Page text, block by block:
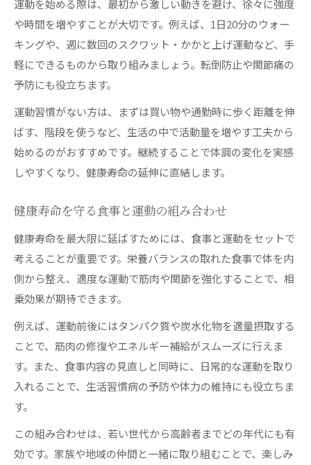
運動を始める際は、最初から激しい動きを避け、徐々に強度
や時間を増やすことが大切です。例えば、1日20分のウォー
キングや、週に数回のスクワット・かかと上げ運動など、手
軽にできるものから取り組みましょう。転倒防止や関節痛の
予防にも役立ちます。
運動習慣がない方は、まずは買い物や通勤時に歩く距離を伸
ばす、階段を使うなど、生活の中で活動量を増やす工夫から
始めるのがおすすめです。継続することで体調の変化を実感
しやすくなり、健康寿命の延伸に直結します。
健康寿命を守る食事と運動の組み合わせ
健康寿命を最大限に延ばすためには、食事と運動をセットで
考えることが重要です。栄養バランスの取れた食事で体を内
側から整え、適度な運動で筋肉や関節を強化することで、相
乗効果が期待できます。
例えば、運動前後にはタンパク質や炭水化物を適量摂取する
ことで、筋肉の修復やエネルギー補給がスムーズに行えま
す。また、食事内容の見直しと同時に、日常的な運動を取り
入れることで、生活習慣病の予防や体力の維持にも役立ちま
す。
この組み合わせは、若い世代から高齢者までどの年代にも有
効です。家族や地域の仲間と一緒に取り組むことで、楽しみ